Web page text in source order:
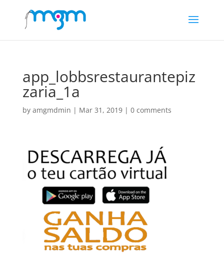
app_lobbsrestaurantepiz
zaria_1a
by amgmdmin | Mar 31, 2019| 0 comments